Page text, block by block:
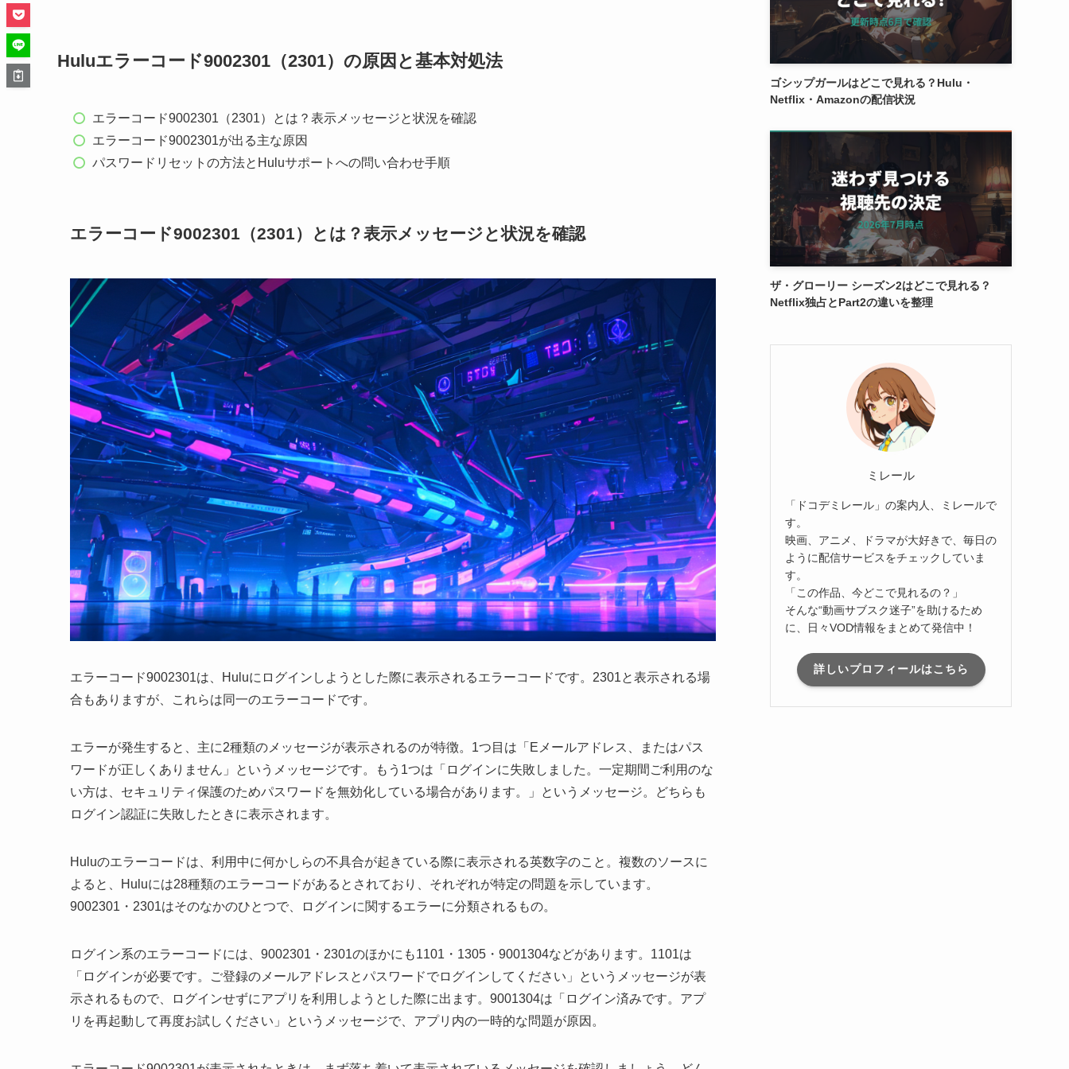
Huluエラーコード9002301（2301）の原因と基本対処法
エラーコード9002301（2301）とは？表示メッセージと状況を確認
エラーコード9002301が出る主な原因
パスワードリセットの方法とHuluサポートへの問い合わせ手順
エラーコード9002301（2301）とは？表示メッセージと状況を確認
エラーコード9002301は、Huluにログインしようとした際に表示されるエラーコードです。2301と表示される場
合もありますが、これらは同一のエラーコードです。
エラーが発生すると、主に2種類のメッセージが表示されるのが特徴。1つ目は「Eメールアドレス、またはパス
ワードが正しくありません」というメッセージです。もう1つは「ログインに失敗しました。一定期間ご利用のな
い方は、セキュリティ保護のためパスワードを無効化している場合があります。」というメッセージ。どちらも
ログイン認証に失敗したときに表示されます。
Huluのエラーコードは、利用中に何かしらの不具合が起きている際に表示される英数字のこと。複数のソースに
よると、Huluには28種類のエラーコードがあるとされており、それぞれが特定の問題を示しています。
9002301・2301はそのなかのひとつで、ログインに関するエラーに分類されるもの。
ログイン系のエラーコードには、9002301・2301のほかにも1101・1305・9001304などがあります。1101は
「ログインが必要です。ご登録のメールアドレスとパスワードでログインしてください」というメッセージが表
示されるもので、ログインせずにアプリを利用しようとした際に出ます。9001304は「ログイン済みです。アプ
リを再起動して再度お試しください」というメッセージで、アプリ内の一時的な問題が原因。
ゴシップガールはどこで見れる？Hulu・
Netflix・Amazonの配信状況
ザ・グローリー シーズン2はどこで見れる？
Netflix独占とPart2の違いを整理
ミレール
「ドコデミレール」の案内人、ミレールで
す。
映画、アニメ、ドラマが大好きで、毎日の
ように配信サービスをチェックしていま
す。
「この作品、今どこで見れるの？」
そんな“動画サブスク迷子”を助けるため
に、日々VOD情報をまとめて発信中！
詳しいプロフィールはこちら